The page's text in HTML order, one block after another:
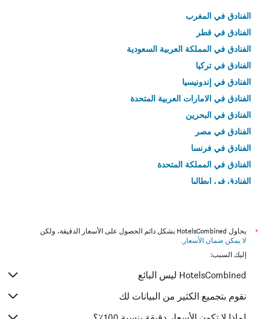
الفنادق في المغرب
الفنادق في قطر
الفنادق في المملكة العربية السعودية
الفنادق في تركيا
الفنادق في إندونيسيا
الفنادق في الامارات العربية المتحدة
الفنادق في البحرين
الفنادق في مصر
الفنادق في فرنسا
الفنادق في المملكة المتحدة
الفنادق في إيطاليا
*
يحاول HotelsCombined بشكل دائم الحصول على الأسعار الدقيقة، ولكن
لا يمكن ضمان الأسعار .
إليك السبب:
HotelsCombined ليس البائع
نقوم بتجميع الكثير من البيانات لك